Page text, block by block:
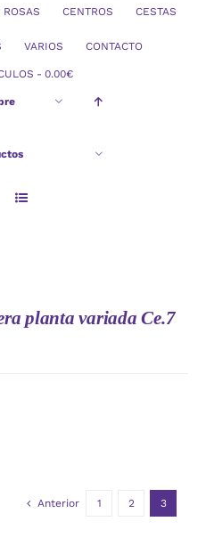
ROSAS CENTROS CESTAS
VARIOS CONTACTO
0.00€
planta variada Ce.7
Anterior 1 2 3